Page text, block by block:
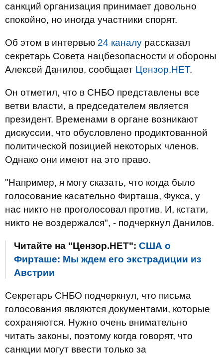
санкций организация принимает довольно
спокойно, но иногда участники спорят.
Об этом в интервью 24 каналу рассказал
секретарь Совета нацбезопасности и обороны
Алексей Данилов, сообщает Цензор.НЕТ.
Он отметил, что в СНБО представлены все
ветви власти, а председателем является
президент. Временами в органе возникают
дискуссии, что обусловлено продиктованной
политической позицией некоторых членов.
Однако они имеют на это право.
"Например, я могу сказать, что когда было
голосование касательно Фирташа, Фукса, у
нас никто не проголосовал против. И, кстати,
никто не воздержался", - подчеркнул Данилов.
Читайте на "Цензор.НЕТ": США о
Фирташе: Мы ждем его экстрадиции из
Австрии
Секретарь СНБО подчеркнул, что письма
голосования являются документами, которые
сохраняются. Нужно очень внимательно
читать законы, поэтому когда говорят, что
санкции могут ввести только за